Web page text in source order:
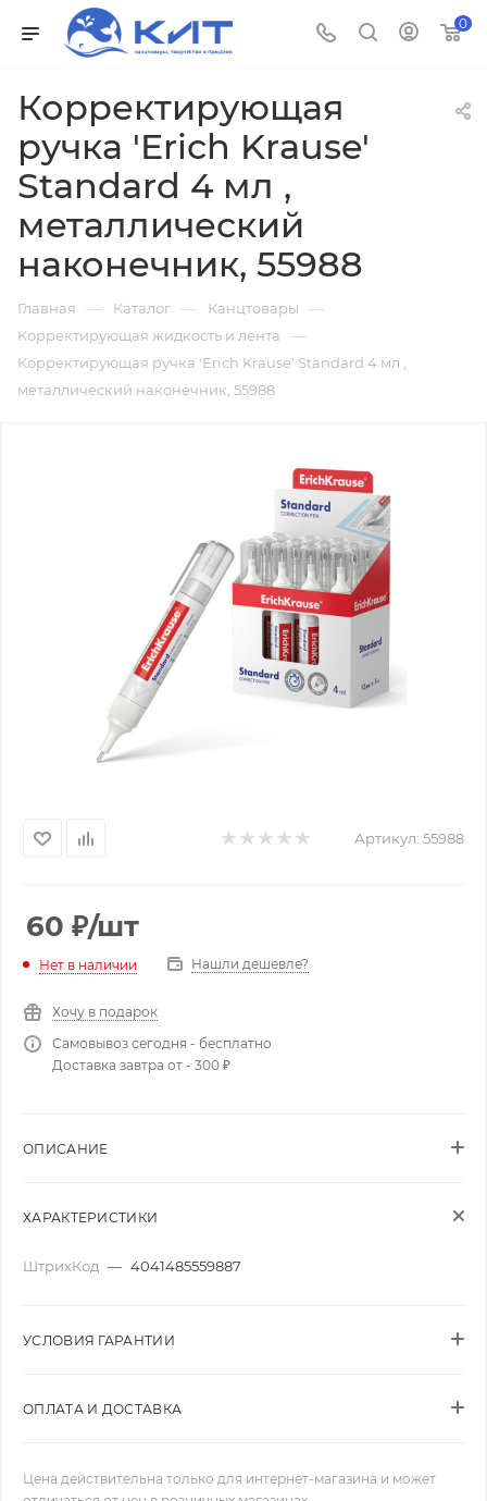
0
Корректирующая
ручка 'Erich Krause'
Standard 4 мл ,
металлический
наконечник, 55988
Главная — Каталог — Канцтовары —
Корректирующая жидкость и лента —
Корректирующая ручка 'Erich Krause' Standard 4 мл ,
металлический наконечник, 55988
Артикул: 55988
60 ₽/шт
Нет в наличии Нашли дешевле?
Хочу в подарок
Самовывоз сегодня - бесплатно
Доставка завтра от - 300 ₽
ОПИСАНИЕ
ХАРАКТЕРИСТИКИ
ШтрихКод — 4041485559887
УСЛОВИЯ ГАРАНТИИ
ОПЛАТА И ДОСТАВКА
Цена действительна только для интернет-магазина и может